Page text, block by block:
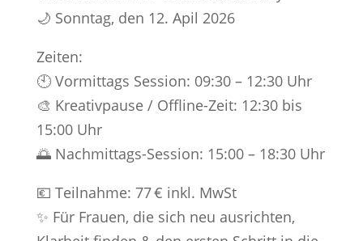
🌙 Sonntag, den 12. Apil 2026
Zeiten:
🕙 Vormittags Session: 09:30 – 12:30 Uhr
🎨 Kreativpause / Offline-Zeit: 12:30 bis
15:00 Uhr
🌅 Nachmittags-Session: 15:00 – 18:30 Uhr
💶 Teilnahme: 77 € inkl. MwSt
✨ Für Frauen, die sich neu ausrichten,